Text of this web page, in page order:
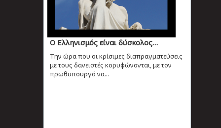
Ο Ελληνισμός είναι δύσκολος…
Την ώρα που οι κρίσιμες διαπραγματεύσεις
με τους δανειστές κορυφώνονται, με τον
πρωθυπουργό να...